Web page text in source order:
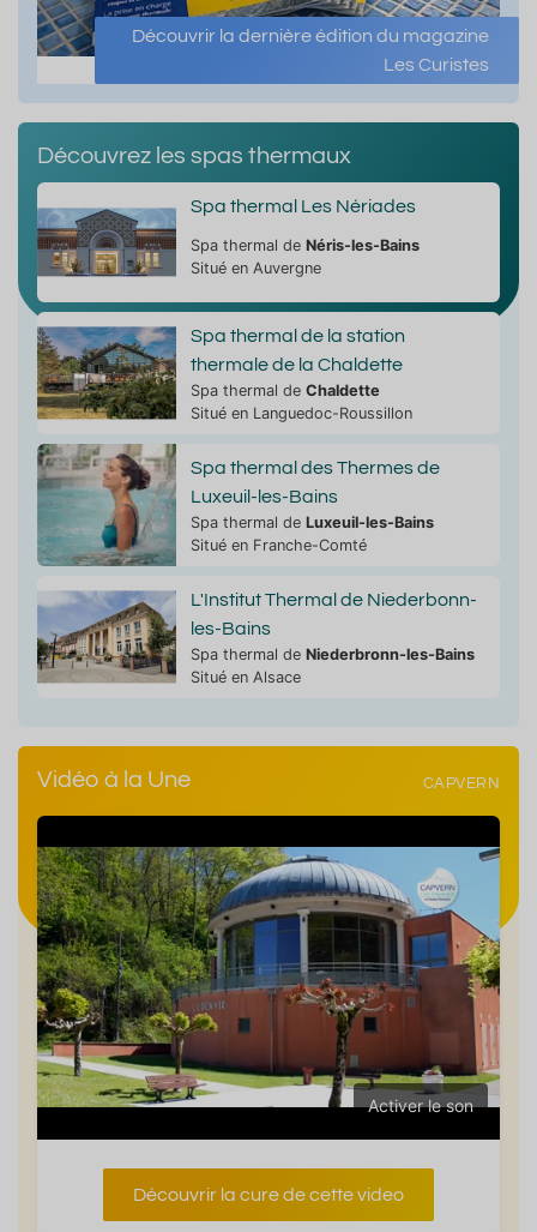
Découvrir la dernière édition du magazine
Les Curistes
Découvrez les spas thermaux
Spa thermal Les Nériades
Spa thermal de Néris-les-Bains
Situé en Auvergne
Spa thermal de la station
thermale de la Chaldette
Spa thermal de Chaldette
Situé en Languedoc-Roussillon
Spa thermal des Thermes de
Luxeuil-les-Bains
Spa thermal de Luxeuil-les-Bains
Situé en Franche-Comté
L'Institut Thermal de Niederbonn-
les-Bains
Spa thermal de Niederbronn-les-Bains
Situé en Alsace
Vidéo à la Une CAPVERN
Activer le son
Découvrir la cure de cette video